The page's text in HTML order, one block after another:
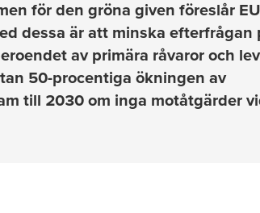
för den gröna given föreslår
dessa är att minska efterfrågan
av primära råvaror och
50-procentiga ökningen av
till 2030 om inga motåtgärder